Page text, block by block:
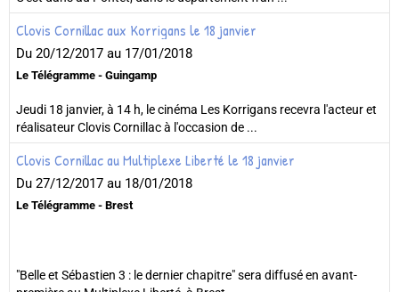
Clovis Cornillac aux Korrigans le 18 janvier
Du 20/12/2017 au 17/01/2018
Le Télégramme - Guingamp
Jeudi 18 janvier, à 14 h, le cinéma Les Korrigans recevra l'acteur et
réalisateur Clovis Cornillac à l'occasion de ...
Clovis Cornillac au Multiplexe Liberté le 18 janvier
Du 27/12/2017 au 18/01/2018
Le Télégramme - Brest
"Belle et Sébastien 3 : le dernier chapitre" sera diffusé en avant-